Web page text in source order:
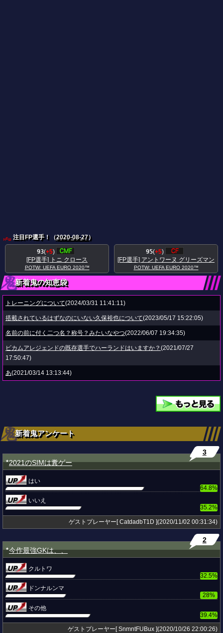
注目FP選手！（2020-08-27）
93(+5)
[FP選手] トニ クロース
POTW: UEFA EURO 2020™
95(+5)
[FP選手] アントワーヌ グリーズマン
POTW: UEFA EURO 2020™
新着鬼の知恵袋
トレーニングについて(2024/03/31 11:41:11)
搭載されているはずなのにいない久保裕也について(2023/05/17 15:22:05)
名前の前に付く二つ名？称号？みたいなやつ(2022/06/07 19:34:35)
ビカムアレジェンドの既存選手でハーランドはいますか？ (2021/07/27
17:50:47)
あ(2021/03/14 13:13:44)
新着鬼アンケート
★2021のSIMは糞ゲー
3
はい
64.8%
いいえ
35.2%
ゲストプレーヤー[ CatdadbT1D ](2020/11/02 00:31:34)
★今作最強GKは、、
2
クルトワ
32.5%
ドンナルンマ
28%
その他
39.4%
ゲストプレーヤー[ SnmntFUBux ](2020/10/26 22:00:26)